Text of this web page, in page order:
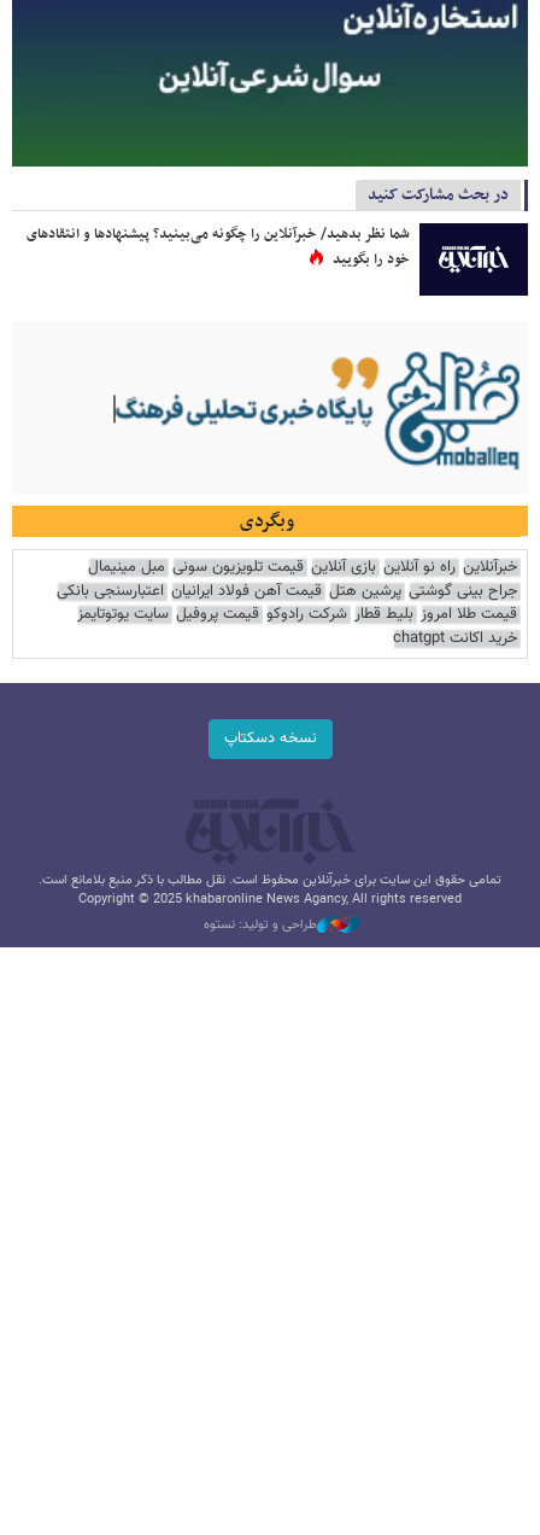
در بحث مشارکت کنید
شما نظر بدهید/ خبرآنلاین را چگونه می‌بینید؟ پیشنهادها و انتقادهای
خود را بگویید
وبگردی
خبرآنلاین راه نو آنلاین بازی آنلاین قیمت تلویزیون سونی مبل مینیمال
جراح بینی گوشتی پرشین هتل قیمت آهن فولاد ایرانیان اعتبارسنجی بانکی
قیمت طلا امروز بلیط قطار شرکت رادوکو قیمت پروفیل سایت یوتوتایمز
خرید اکانت chatgpt
نسخه دسکتاپ
تمامی حقوق این سایت برای خبرآنلاین محفوظ است. نقل مطالب با ذکر منبع بلامانع است.
Copyright © 2025 khabaronline News Agancy, All rights reserved
طراحی و تولید: نستوه